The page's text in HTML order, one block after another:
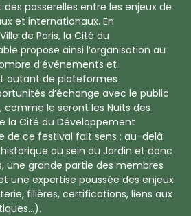
passerelles entre les enjeux de
et internationaux. En
de Paris, la Cité du
propose ainsi l’organisation au
d’événements et
autant de plateformes
d’échange avec le public
le seront les Nuits des
la Cité du Développement
de ce festival fait sens : au-delà
au sein du Jardin et donc
une grande partie des membres
une expertise poussée des enjeux
filières, certifications, liens aux